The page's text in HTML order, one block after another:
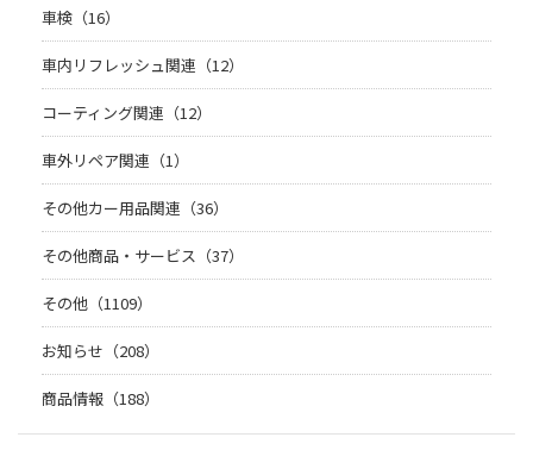
車検（16）
車内リフレッシュ関連（12）
コーティング関連（12）
車外リペア関連（1）
その他カー用品関連（36）
その他商品・サービス（37）
その他（1109）
お知らせ（208）
商品情報（188）